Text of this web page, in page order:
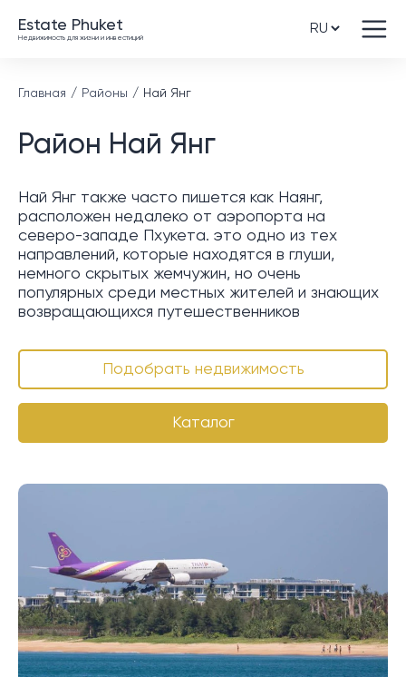
Estate Phuket
Недвижимость для жизни и инвестиций
Главная Районы Най Янг
Район Най Янг
Най Янг также часто пишется как Наянг,
расположен недалеко от аэропорта на
северо-западе Пхукета. это одно из тех
направлений, которые находятся в глуши,
немного скрытых жемчужин, но очень
популярных среди местных жителей и знающих
возвращающихся путешественников
Подобрать недвижимость
Каталог